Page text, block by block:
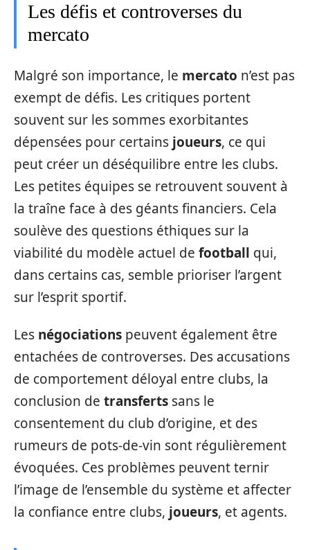
Les défis et controverses du
mercato
Malgré son importance, le mercato n’est pas
exempt de défis. Les critiques portent
souvent sur les sommes exorbitantes
dépensées pour certains joueurs, ce qui
peut créer un déséquilibre entre les clubs.
Les petites équipes se retrouvent souvent à
la traîne face à des géants financiers. Cela
soulève des questions éthiques sur la
viabilité du modèle actuel de football qui,
dans certains cas, semble prioriser l’argent
sur l’esprit sportif.
Les négociations peuvent également être
entachées de controverses. Des accusations
de comportement déloyal entre clubs, la
conclusion de transferts sans le
consentement du club d’origine, et des
rumeurs de pots-de-vin sont régulièrement
évoquées. Ces problèmes peuvent ternir
l’image de l’ensemble du système et affecter
la confiance entre clubs, joueurs, et agents.